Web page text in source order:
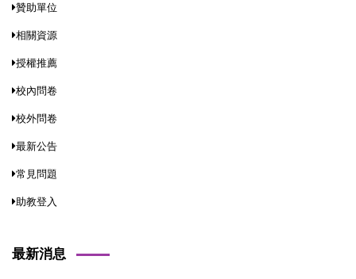
贊助單位
相關資源
授權推薦
校內問卷
校外問卷
最新公告
常見問題
助教登入
最新消息